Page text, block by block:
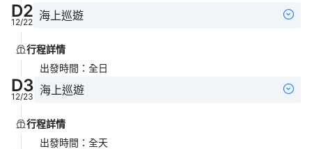
D2
12/22 海上巡遊
行程詳情
出發時間 ： 全日
D3
12/23 海上巡遊
行程詳情
出發時間 ： 全天